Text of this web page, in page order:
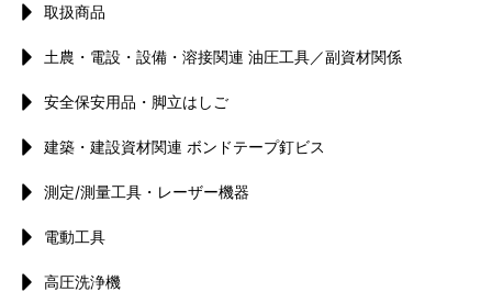
取扱商品
土農・電設・設備・溶接関連 油圧工具／副資材関係
安全保安用品・脚立はしご
建築・建設資材関連 ボンドテープ釘ビス
測定/測量工具・レーザー機器
電動工具
高圧洗浄機